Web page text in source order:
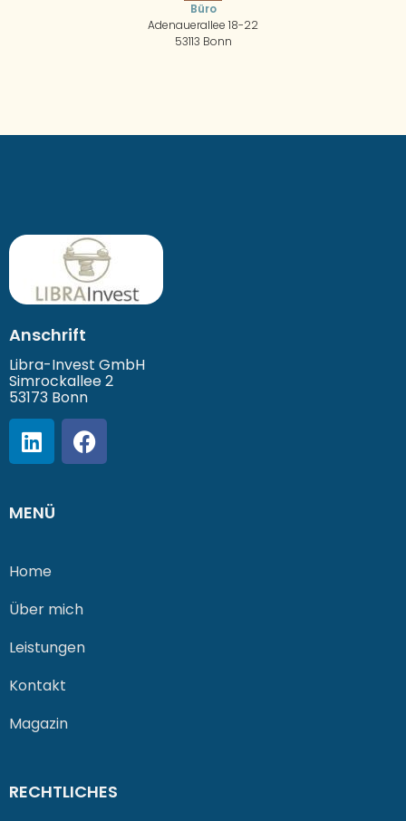
Büro
Adenauerallee 18-22
53113 Bonn
Anschrift
Libra-Invest GmbH
Simrockallee 2
53173 Bonn
MENÜ
Home
Über mich
Leistungen
Kontakt
Magazin
RECHTLICHES